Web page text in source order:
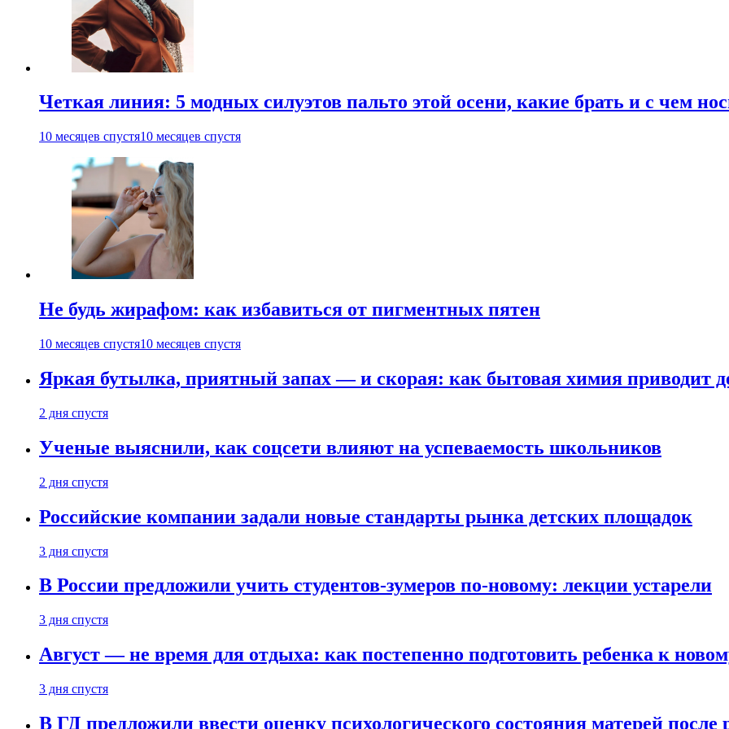
Четкая линия: 5 модных силуэтов пальто этой осени, какие брать и с чем
10 месяцев спустя10 месяцев спустя
Не будь жирафом: как избавиться от пигментных пятен
10 месяцев спустя10 месяцев спустя
Яркая бутылка, приятный запах — и скорая: как бытовая химия приводит
2 дня спустя
Ученые выяснили, как соцсети влияют на успеваемость школьников
2 дня спустя
Российские компании задали новые стандарты рынка детских площадок
3 дня спустя
В России предложили учить студентов-зумеров по-новому: лекции устарели
3 дня спустя
Август — не время для отдыха: как постепенно подготовить ребенка к
3 дня спустя
В ГД предложили ввести оценку психологического состояния матерей после